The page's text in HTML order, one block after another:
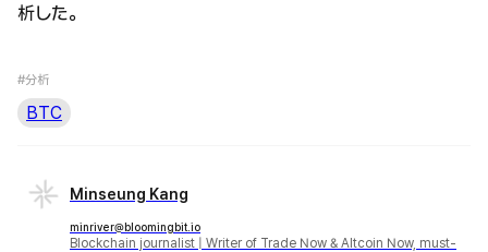
析した。
#分析
BTC
Minseung Kang
minriver@bloomingbit.io
Blockchain journalist | Writer of Trade Now & Altcoin Now, must-